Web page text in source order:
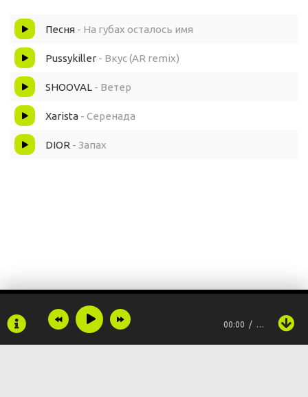
Песня - На губах осталось имя
Pussykiller - Вкус (AR remix)
SHOOVAL - Ветер
Xarista - Серенада
DIOR - Запах
00:00